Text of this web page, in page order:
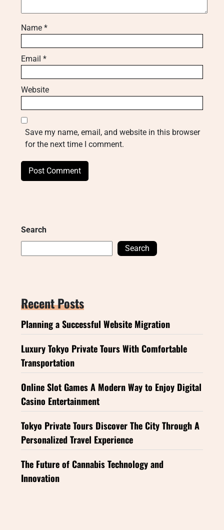
Name *
Email *
Website
Save my name, email, and website in this browser
for the next time I comment.
Search
Search
Recent Posts
Planning a Successful Website Migration
Luxury Tokyo Private Tours With Comfortable
Transportation
Online Slot Games A Modern Way to Enjoy Digital
Casino Entertainment
Tokyo Private Tours Discover The City Through A
Personalized Travel Experience
The Future of Cannabis Technology and
Innovation